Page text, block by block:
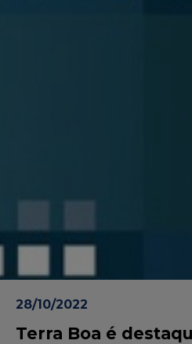
28/10/2022
Terra Boa é